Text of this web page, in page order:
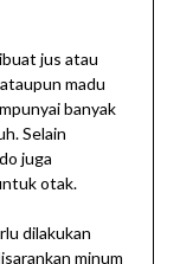
jus atau
madu
banyak
Selain
juga
otak.
dilakukan
minum